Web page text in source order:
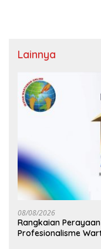
Lainnya
08/08/2026
Rangkaian Perayaan
Profesionalisme